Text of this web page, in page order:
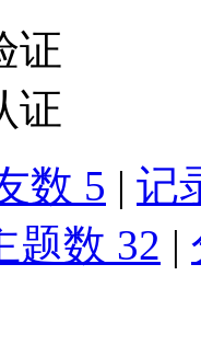
证
证
数 5 | 记
题数 32 |